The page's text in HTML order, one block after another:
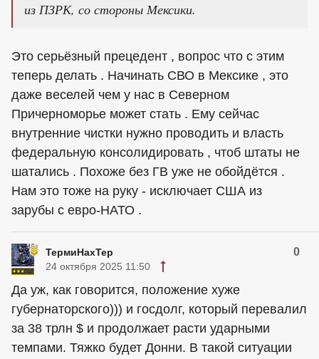
из ПЗРК, со стороны Мексики.
Это серьёзный прецедент , вопрос что с этим
теперь делать . Начинать СВО в Мексике , это
даже веселей чем у нас в Северном
Причерноморье может стать . Ему сейчас
внутренние чистки нужно проводить и власть
федеральную консолидировать , чтоб штаты не
шатались . Похоже без ГВ уже не обойдётся .
Нам это тоже на руку - исключает США из
зарубы с евро-НАТО .
ТермиНахТер 0
24 октября 2025 11:50
Да уж, как говорится, положение хуже
губернаторского))) и госдолг, который перевалил
за 38 трлн $ и продолжает расти ударными
темпами. Тяжко будет Донни. В такой ситуации